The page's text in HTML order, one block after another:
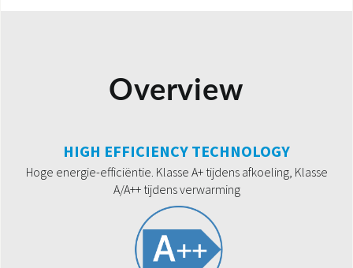
Overview
HIGH EFFICIENCY TECHNOLOGY
Hoge energie-efficiëntie. Klasse A+ tijdens afkoeling, Klasse
A/A++ tijdens verwarming